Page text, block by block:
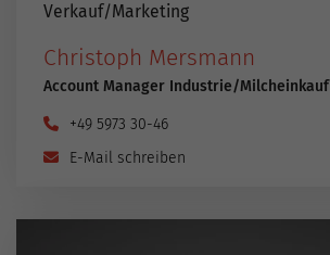
Verkauf​/​Marketing
Christoph Mersmann
Account Manager Industrie​/​Milcheinkauf
+49 5973 30-46
E-Mail schreiben